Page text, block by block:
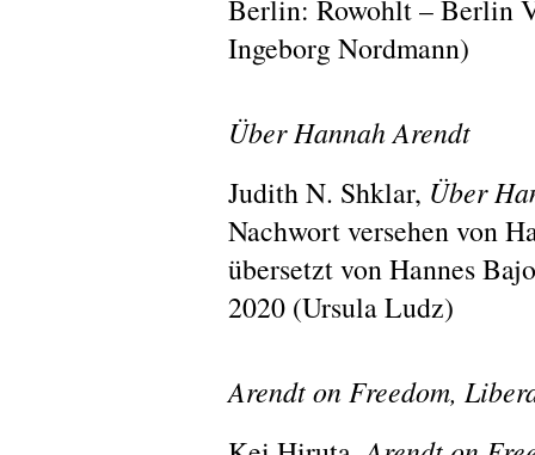
Berlin: Rowohlt – Berlin
Ingeborg Nordmann)
Über Hannah Arendt
Judith N. Shklar, Über
Nachwort versehen von
übersetzt von Hannes
2020 (Ursula Ludz)
Arendt on Freedom,